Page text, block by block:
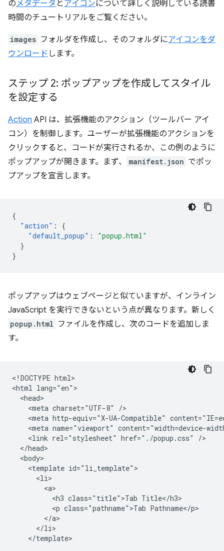
のメタデータ と アイコンについて詳しく説明している読書
時間のチュートリアルをご覧ください。
images フォルダを作成し、そのフォルダにアイコンをダ
ウンロード します。
ステップ 2: ポップアップを作成してスタイル
を設定する
Action API は、拡張機能のアクション（ツールバー アイ
コン）を制御します。ユーザーが拡張機能のアクションを
クリックすると、コードが実行されるか、この例のように
ポップアップが開きます。まず、
manifest.json でポッ
プアップを宣言します。
{
"action" :
{
"default_popup" :
"popup.html"
}
}
ポップアップはウェブページと似ていますが、インライン
JavaScript を実行できないという点が異なります。新しく
popup.html ファイルを作成し、次のコードを追加しま
す。
<!DOCTYPE html>
<html lang="en">
  <head>
    <meta charset="UTF-8" />
<meta http-equiv="X-UA-Compatible"
<meta name="viewport" content="width=device-
    <link rel="stylesheet" href="./popup.css" />
  </head>
  <body>
    <template id="li_template">
      <li>
        <a>
          <h3 class="title">Tab Title</h3>
          <p class="pathname">Tab Pathname</p>
        </a>
      </li>
    </template>